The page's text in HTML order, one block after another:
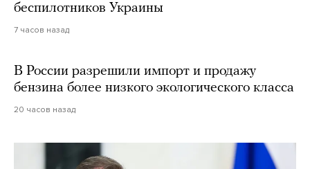
беспилотников Украины
7 часов назад
В России разрешили импорт и продажу
бензина более низкого экологического класса
20 часов назад